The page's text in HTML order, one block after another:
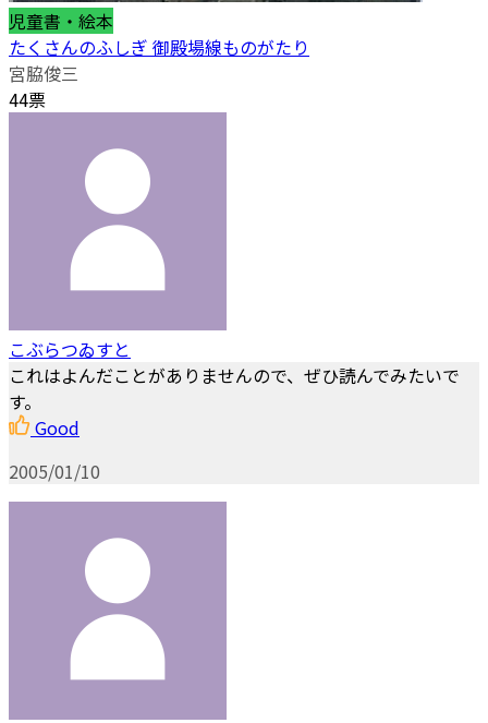
児童書・絵本
たくさんのふしぎ 御殿場線ものがたり
宮脇俊三
44票
こぶらつゐすと
これはよんだことがありませんので、ぜひ読んでみたいで
す。
Good
2005/01/10